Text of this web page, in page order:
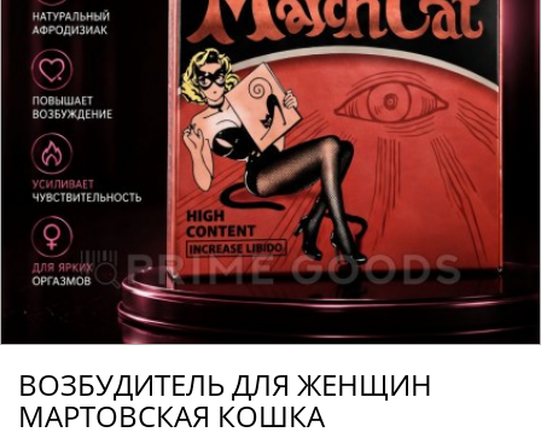
ВОЗБУДИТЕЛЬ ДЛЯ ЖЕНЩИН
МАРТОВСКАЯ КОШКА